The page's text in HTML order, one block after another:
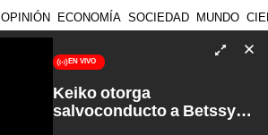
OPINIÓN ECONOMÍA SOCIEDAD MUNDO
EN VIVO
Keiko otorga
salvoconducto a Betssy